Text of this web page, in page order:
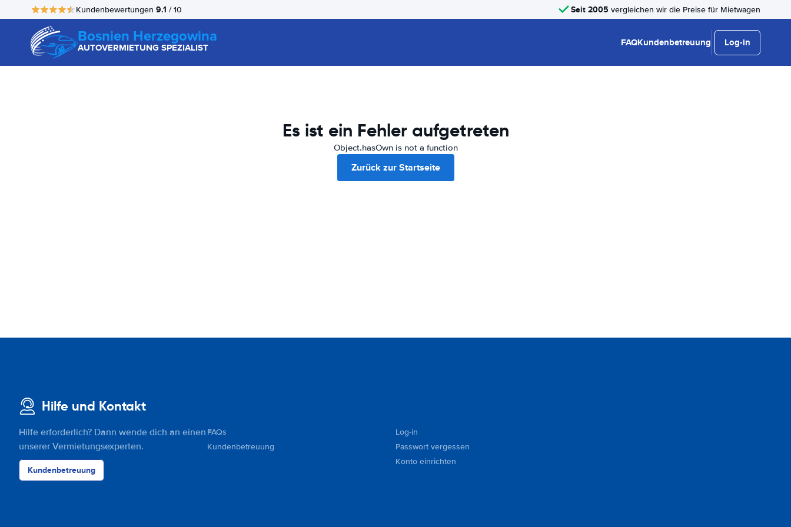
Kundenbewertungen 9.1 / 10 Seit 2005 vergleichen wir die Preise für Mietwagen
Bosnien Herzegowina
AUTOVERMIETUNG SPEZIALIST FAQKundenbetreuung Log-in
Es ist ein Fehler aufgetreten
Object.hasOwn is not a function
Zurück zur Startseite
Hilfe und Kontakt
Hilfe erforderlich? Dann wende dich an einen
unserer Vermietungsexperten.
Kundenbetreuung
FAQs
Kundenbetreuung
Log-in
Passwort vergessen
Konto einrichten